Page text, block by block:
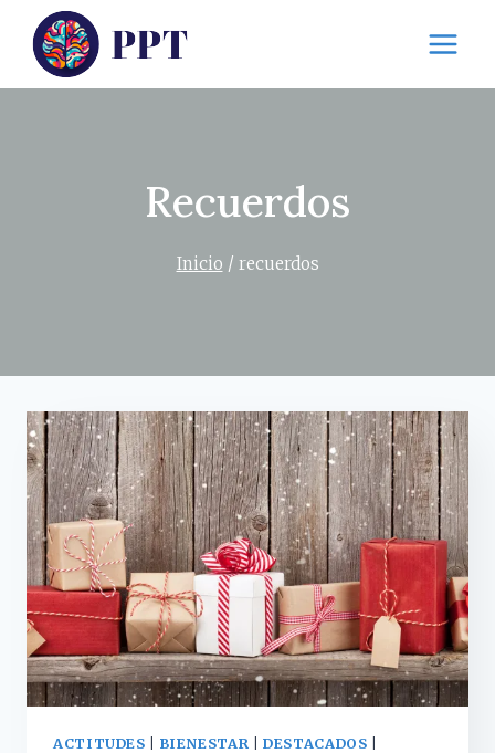
Saltar
contenido
Recuerdos
Inicio / recuerdos
ACTITUDES BIENESTAR |DESTACADOS